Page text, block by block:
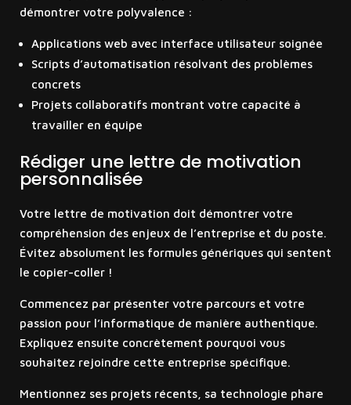
démontrer votre polyvalence :
Applications web avec interface utilisateur soignée
Scripts d’automatisation résolvant des problèmes
concrets
Projets collaboratifs montrant votre capacité à
travailler en équipe
Rédiger une lettre de motivation
personnalisée
Votre lettre de motivation doit démontrer votre
compréhension des enjeux de l’entreprise et du poste.
Évitez absolument les formules génériques qui sentent
le copier-coller !
Commencez par présenter votre parcours et votre
passion pour l’informatique de manière authentique.
Expliquez ensuite concrètement pourquoi vous
souhaitez rejoindre cette entreprise spécifique.
Mentionnez ses projets récents, sa technologie phare